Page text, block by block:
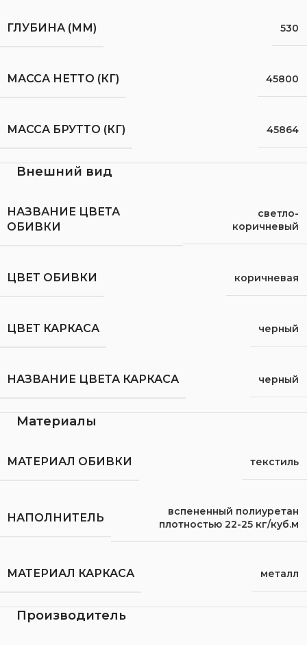
ГЛУБИНА (ММ) 530
МАССА НЕТТО (КГ) 45800
МАССА БРУТТО (КГ) 45864
Внешний вид
НАЗВАНИЕ ЦВЕТА
ОБИВКИ
светло-
коричневый
ЦВЕТ ОБИВКИ коричневая
ЦВЕТ КАРКАСА черный
НАЗВАНИЕ ЦВЕТА КАРКАСА черный
Материалы
МАТЕРИАЛ ОБИВКИ текстиль
НАПОЛНИТЕЛЬ
вспененный полиуретан
плотностью 22-25 кг/куб.м
МАТЕРИАЛ КАРКАСА металл
Производитель